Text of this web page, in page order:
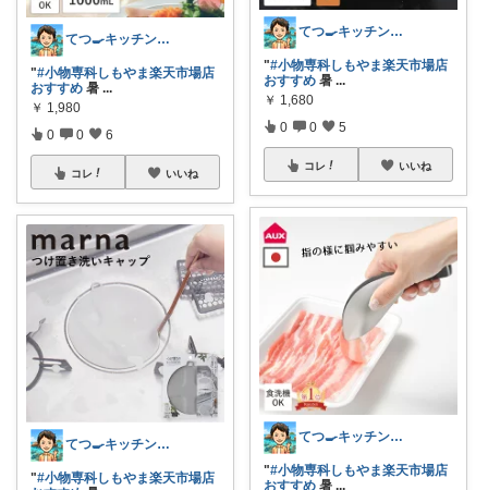
てつ🍳キッチンアイテム｜アイコン変更
"#小物専科しもやま楽天市場店
おすすめ 暑 ...
￥ 1,980
0 0 6
コレ いいね
てつ🍳キッチンアイテム｜アイコン変更
"#小物専科しもやま楽天市場店
てつ🍳キッチンアイテム｜アイコン変更
"#小物専科しもやま楽天市場店
おすすめ 暑 ...
￥ 1,680
0 0 5
コレ いいね
てつ🍳キッチンアイテム｜アイコン変更
"#小物専科しもやま楽天市場店
おすすめ 暑 ...